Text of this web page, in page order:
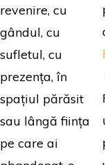
revenire, cu
gândul, cu
sufletul, cu
prezența, în
spațiul părăsit
sau lângă ființa
pe care ai